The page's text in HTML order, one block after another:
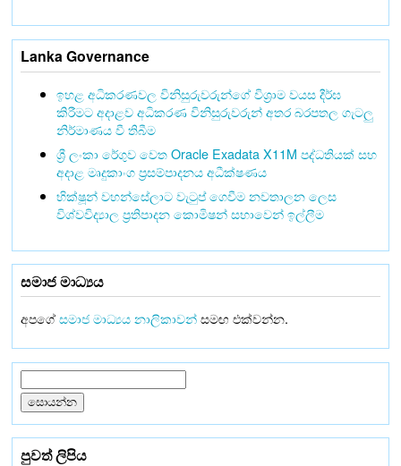
Lanka Governance
ඉහළ අධිකරණවල විනිසුරුවරුන්ගේ විශ්‍රාම වයස දීර්ඝ
කිරීමට අදාළව අධිකරණ විනිසුරුවරුන් අතර බරපතල ගැටලු
නිර්මාණය වී තිබීම
ශ්‍රී ලංකා රේගුව වෙත Oracle Exadata X11M පද්ධතියක් සහ
අදාළ මෘදුකාංග ප්‍රසම්පාදනය අධීක්ෂණය
භික්ෂූන් වහන්සේලාට වැටුප් ගෙවීම නවතාලන ලෙස
විශ්වවිද්‍යාල ප්‍රතිපාදන කොමිෂන් සභාවෙන් ඉල්ලීම
සමාජ මාධ්‍යය
අපගේසමාජ මාධ්‍යය නාලිකාවන්සමඟ එක්වන්න.
පුවත් ලිපිය